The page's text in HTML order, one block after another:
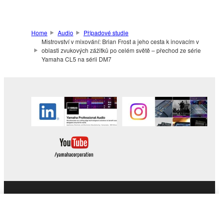
Home Audio
Případové studie
Mistrovství v mixování: Brian Frost a jeho cesta k inovacím v
oblasti zvukových zážitků po celém světě – přechod ze série
Yamaha CL5 na sérii DM7